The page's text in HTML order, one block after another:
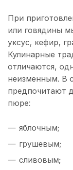
При
или говядины
уксус, кефир,
Кулинарные
отличаются,
неизменным. В
предпочитают
пюре:
яблочным;
грушевым;
сливовым;